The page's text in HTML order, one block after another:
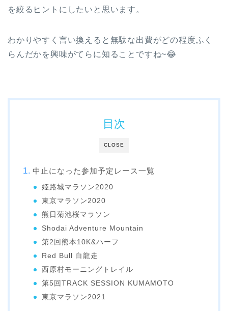
を絞るヒントにしたいと思います。
わかりやすく言い換えると無駄な出費がどの程度ふく
らんだかを興味がてらに知ることですね~😂
CLOSE
目次
中止になった参加予定レース一覧
姫路城マラソン2020
東京マラソン2020
熊日菊池桜マラソン
Shodai Adventure Mountain
第2回熊本10K&ハーフ
Red Bull 白龍走
西原村モーニングトレイル
第5回TRACK SESSION KUMAMOTO
東京マラソン2021